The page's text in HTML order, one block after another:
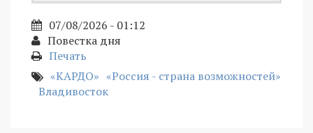
07/08/2026 - 01:12
Повестка дня
Печать
«КАРДО» «Россия - страна возможностей»
Владивосток